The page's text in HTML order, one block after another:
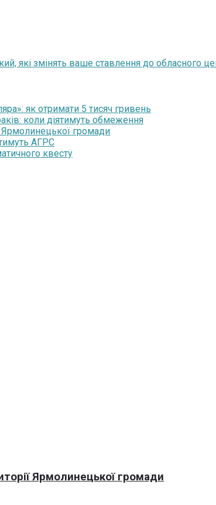
які змінять ваше ставлення до обласного
як отримати 5 тисяч гривень
коли діятимуть обмеження
Ярмолинецької громади
АГРС
квесту
Ярмолинецької громади